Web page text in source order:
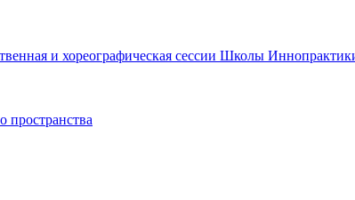
и хореографическая сессии Школы
пространства